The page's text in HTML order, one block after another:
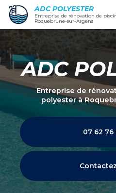
Aller
contenu
principal
ADC POLYESTER
Entreprise de rénovation de piscine en polyester à
Roquebrune-sur-Argens
Entreprise de
polyesterà
07 62 76